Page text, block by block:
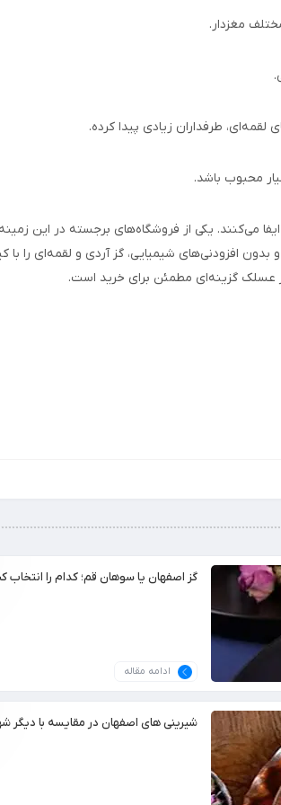
مغزدار.
طرفداران زیادی پیدا کرده.
محبوب باشد.
می‌کنند. یکی از فروشگاه‌های برجسته در این
افزودنی‌های شیمیایی، گز آردی و لقمه‌ای را با
عسلک گزینه‌ای مطمئن برای خرید است.
گز اصفهان یا سوهان قم؛ کدام را انتخاب
ادامه مقاله
شیرینی های اصفهان در مقایسه با دیگر